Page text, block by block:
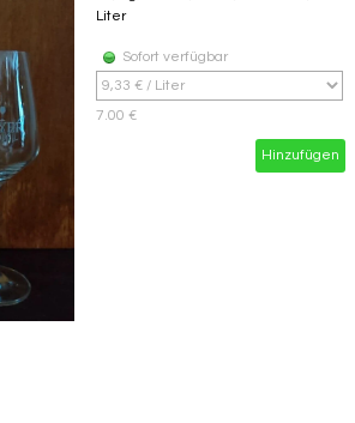
Liter
Sofort verfügbar
7.00 €
Hinzufügen